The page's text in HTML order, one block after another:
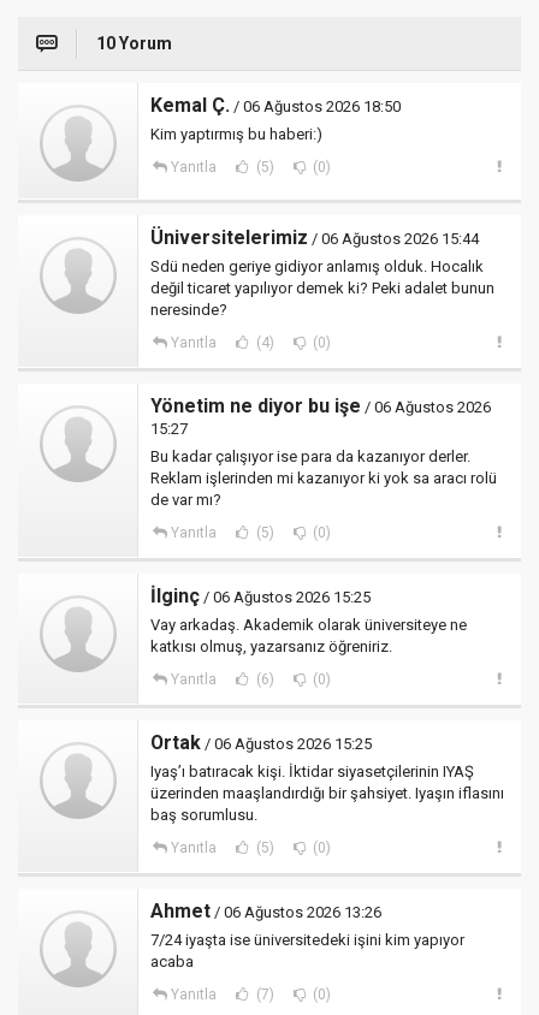
10 Yorum
Kemal Ç. / 06 Ağustos 2026 18:50
Kim yaptırmış bu haberi:)
Yanıtla (5) (0)
Üniversitelerimiz / 06 Ağustos 2026 15:44
Sdü neden geriye gidiyor anlamış olduk. Hocalık
değil ticaret yapılıyor demek ki? Peki adalet bunun
neresinde?
Yanıtla (4) (0)
Yönetim ne diyor bu işe / 06 Ağustos 2026
15:27
Bu kadar çalışıyor ise para da kazanıyor derler.
Reklam işlerinden mi kazanıyor ki yok sa aracı rolü
de var mı?
Yanıtla (5) (0)
İlginç / 06 Ağustos 2026 15:25
Vay arkadaş. Akademik olarak üniversiteye ne
katkısı olmuş, yazarsanız öğreniriz.
Yanıtla (6) (0)
Ortak / 06 Ağustos 2026 15:25
Iyaş’ı batıracak kişi. İktidar siyasetçilerinin IYAŞ
üzerinden maaşlandırdığı bir şahsiyet. Iyaşın iflasını
baş sorumlusu.
Yanıtla (5) (0)
Ahmet / 06 Ağustos 2026 13:26
7/24 iyaşta ise üniversitedeki işini kim yapıyor
acaba
Yanıtla (7) (0)